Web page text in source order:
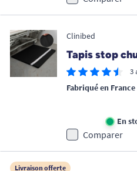
Clinibed
Tapis stop
3
Fabriqué en France
En
Comparer
Livraison offerte